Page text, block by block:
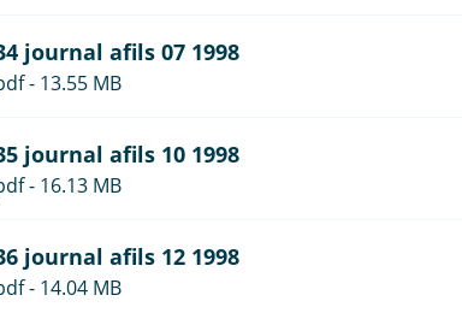
journal afils 07 1998
- 13.55 MB
journal afils 10 1998
- 16.13 MB
journal afils 12 1998
- 14.04 MB